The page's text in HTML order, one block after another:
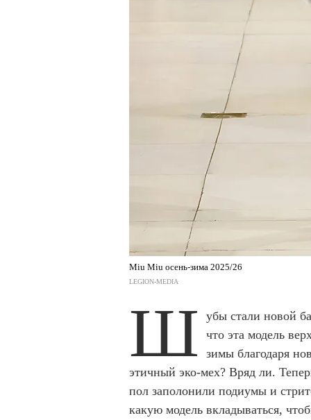
Miu Miu осень-зима 2025/26
LEGION-MEDIA
Ш
убы стали новой
что эта модель
зимы благодаря
этичный эко-мех? Вряд ли.
пол заполонили подиумы и
какую модель вкладываться,